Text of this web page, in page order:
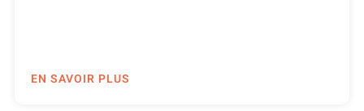
EN SAVOIR PLUS